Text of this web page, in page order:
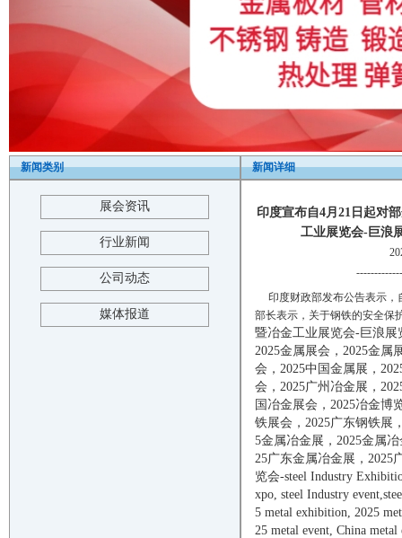
新闻类别
展会资讯
行业新闻
公司动态
媒体报道
新闻详细
印度宣布自4月21日起对
工业展览会-巨浪
印度财政部发布公告表示，
部长表示，关于钢铁的安全保
暨冶金工业展览会-巨浪展
2025金属展会， 2025金属
会， 2025中国金属展，
会， 2025广州冶金展，
国冶金展会， 2025冶金博
铁展会， 2025广东钢铁展
5金属冶金展， 2025金属
25广东金属冶金展， 2025
览会-steel Industry
xpo, steel Industry event,
5 metal exhibition, 2025
25 metal event, China metal